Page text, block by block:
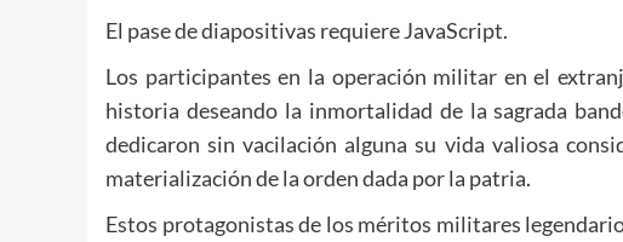
El pase de diapositivas requiere JavaScript.
Los participantes en la operación militar en el
historia deseando la inmortalidad de la sagrada
dedicaron sin vacilación alguna su vida valiosa
materialización de la orden dada por la patria.
Estos protagonistas de los méritos militares